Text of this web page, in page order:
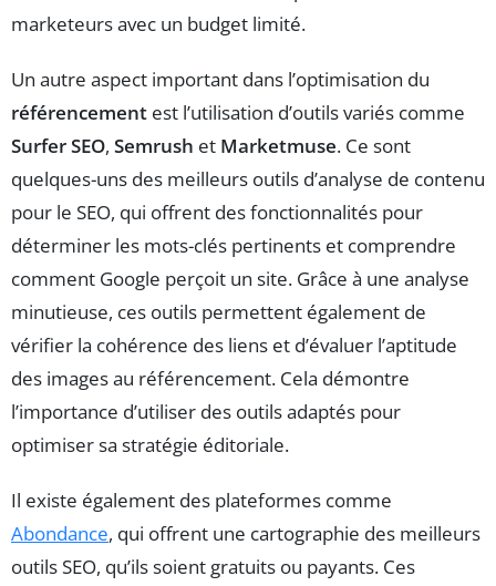
marketeurs avec un budget limité.
Un autre aspect important dans l’optimisation du
référencement est l’utilisation d’outils variés comme
Surfer SEO, Semrush et Marketmuse. Ce sont
quelques-uns des meilleurs outils d’analyse de contenu
pour le SEO, qui offrent des fonctionnalités pour
déterminer les mots-clés pertinents et comprendre
comment Google perçoit un site. Grâce à une analyse
minutieuse, ces outils permettent également de
vérifier la cohérence des liens et d’évaluer l’aptitude
des images au référencement. Cela démontre
l’importance d’utiliser des outils adaptés pour
optimiser sa stratégie éditoriale.
Il existe également des plateformes comme
Abondance, qui offrent une cartographie des meilleurs
outils SEO, qu’ils soient gratuits ou payants. Ces